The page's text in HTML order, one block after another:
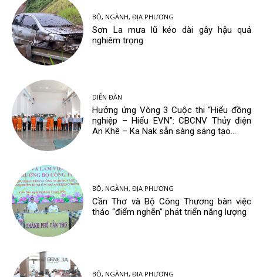
BỘ, NGÀNH, ĐỊA PHƯƠNG
Sơn La mưa lũ kéo dài gây hậu quả
nghiêm trọng
DIỄN ĐÀN
Hưởng ứng Vòng 3 Cuộc thi “Hiểu đồng
nghiệp – Hiểu EVN”: CBCNV Thủy điện
An Khê – Ka Nak sẵn sàng sáng tạo...
BỘ, NGÀNH, ĐỊA PHƯƠNG
Cần Thơ và Bộ Công Thương bàn việc
tháo “điểm nghẽn” phát triển năng lượng
BỘ, NGÀNH, ĐỊA PHƯƠNG